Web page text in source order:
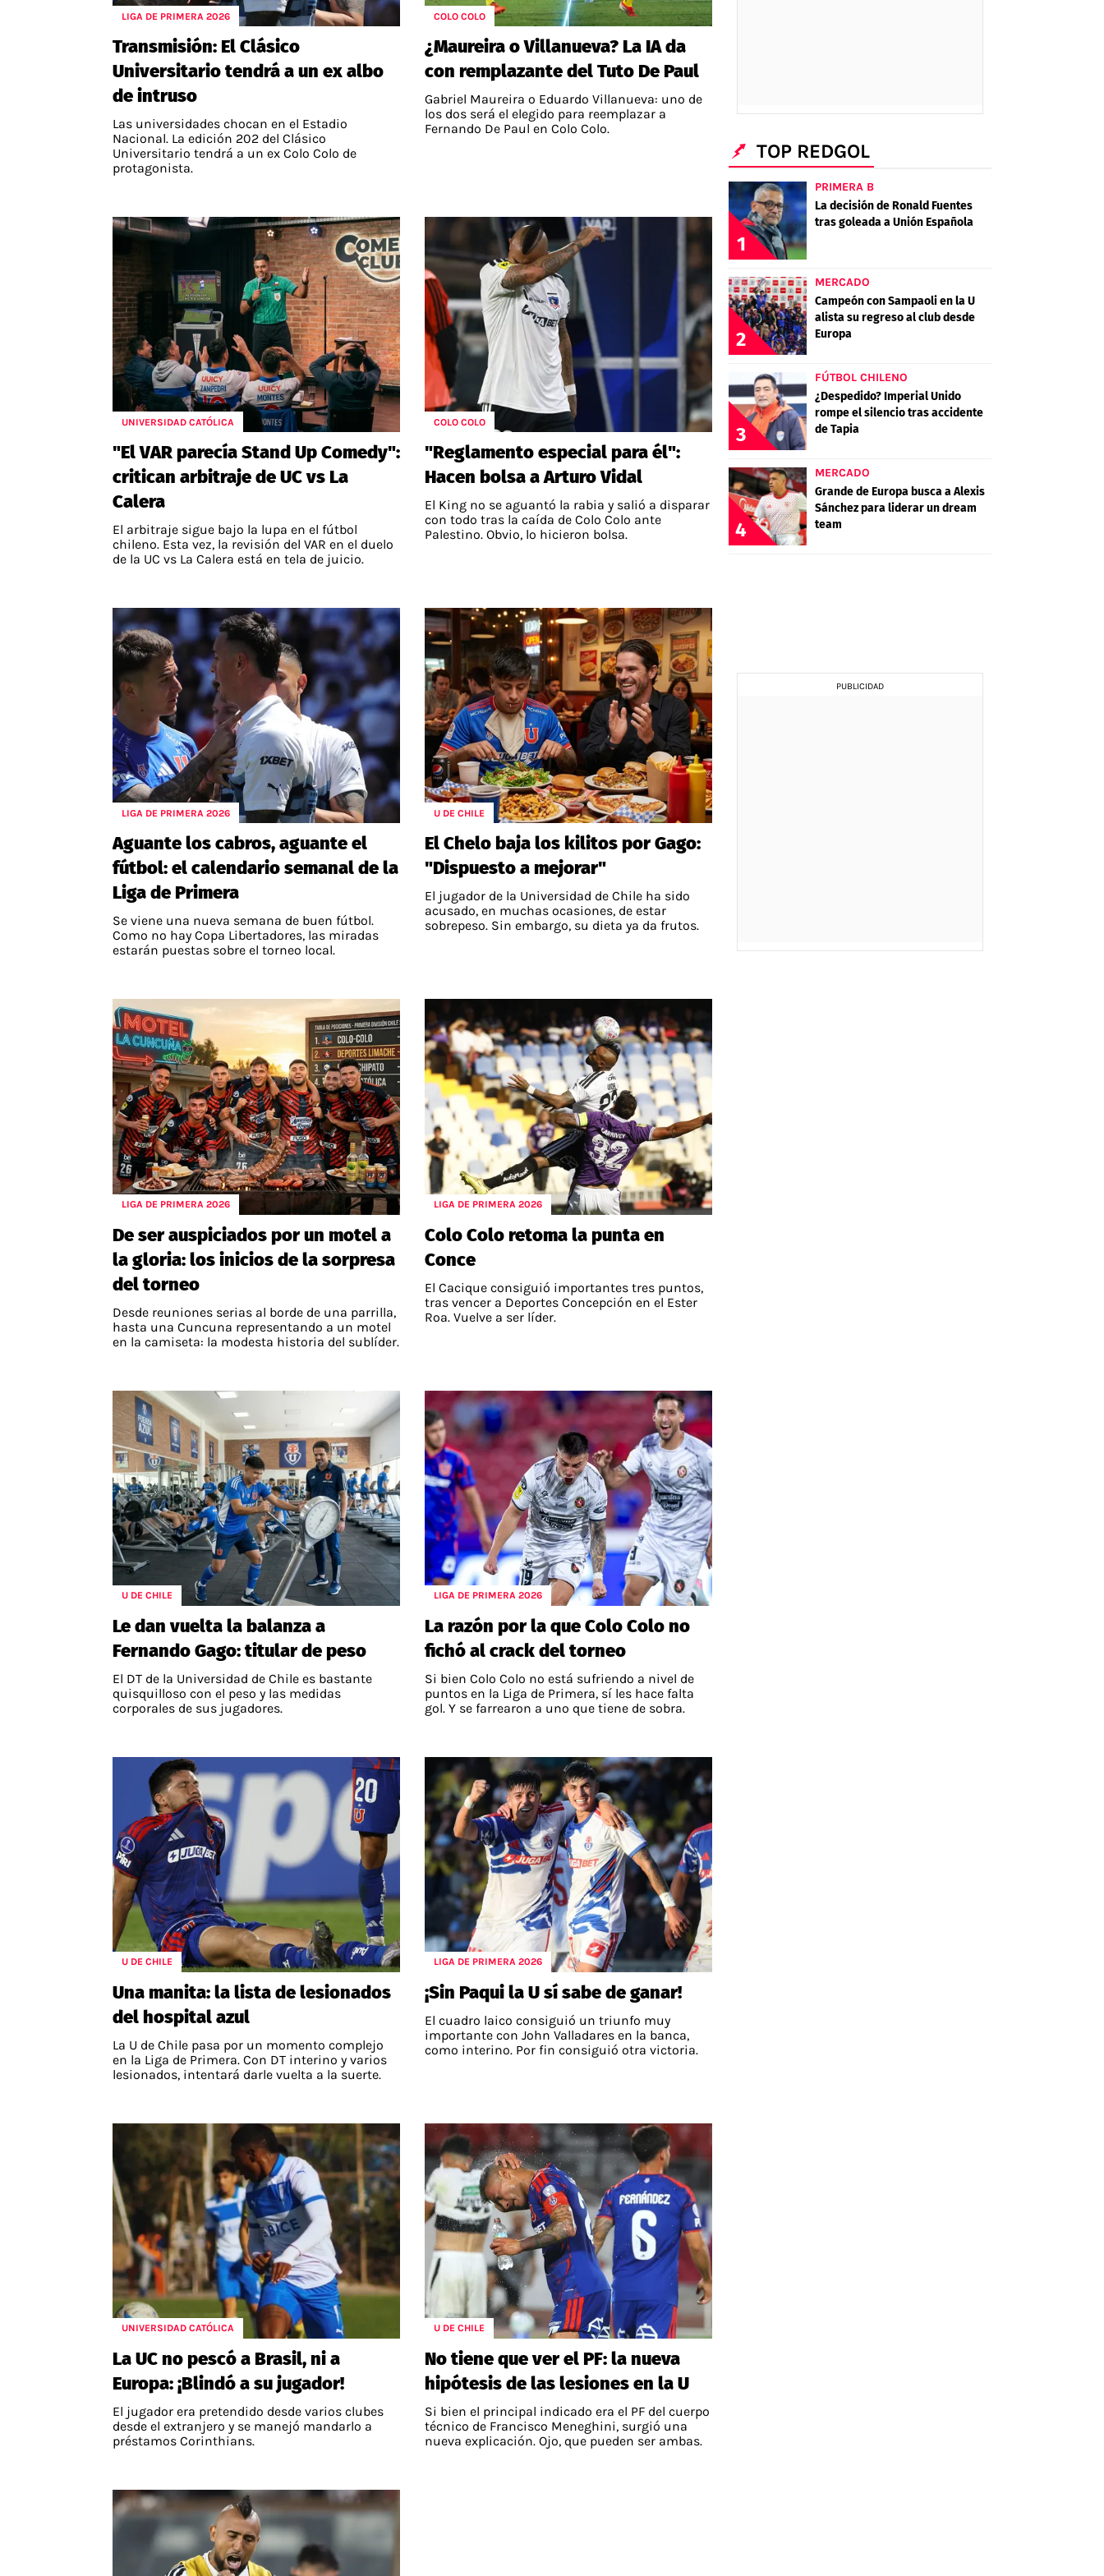
Pronósticos
Apuesta del día
LIGA DE PRIMERA 2026
Transmisión: El Clásico
Universitario tendrá a un ex albo
de intruso
Las universidades chocan en el Estadio
Nacional. La edición 202 del Clásico
Universitario tendrá a un ex Colo Colo de
protagonista.
COLO COLO
¿Maureira o Villanueva? La IA da
con remplazante del Tuto De Paul
Gabriel Maureira o Eduardo Villanueva: uno de
los dos será el elegido para reemplazar a
Fernando De Paul en Colo Colo.
UNIVERSIDAD CATÓLICA
"El VAR parecía Stand Up Comedy":
critican arbitraje de UC vs La
Calera
El arbitraje sigue bajo la lupa en el fútbol
chileno. Esta vez, la revisión del VAR en el duelo
de la UC vs La Calera está en tela de juicio.
COLO COLO
"Reglamento especial para él":
Hacen bolsa a Arturo Vidal
El King no se aguantó la rabia y salió a disparar
con todo tras la caída de Colo Colo ante
Palestino. Obvio, lo hicieron bolsa.
LIGA DE PRIMERA 2026
Aguante los cabros, aguante el
fútbol: el calendario semanal de la
Liga de Primera
Se viene una nueva semana de buen fútbol.
Como no hay Copa Libertadores, las miradas
estarán puestas sobre el torneo local.
U DE CHILE
El Chelo baja los kilitos por Gago:
"Dispuesto a mejorar"
El jugador de la Universidad de Chile ha sido
acusado, en muchas ocasiones, de estar
sobrepeso. Sin embargo, su dieta ya da frutos.
LIGA DE PRIMERA 2026
De ser auspiciados por un motel a
la gloria: los inicios de la sorpresa
del torneo
Desde reuniones serias al borde de una parrilla,
hasta una Cuncuna representando a un motel
en la camiseta: la modesta historia del sublíder.
LIGA DE PRIMERA 2026
Colo Colo retoma la punta en
Conce
El Cacique consiguió importantes tres puntos,
tras vencer a Deportes Concepción en el Ester
Roa. Vuelve a ser líder.
U DE CHILE
Le dan vuelta la balanza a
Fernando Gago: titular de peso
El DT de la Universidad de Chile es bastante
quisquilloso con el peso y las medidas
corporales de sus jugadores.
LIGA DE PRIMERA 2026
La razón por la que Colo Colo no
fichó al crack del torneo
Si bien Colo Colo no está sufriendo a nivel de
puntos en la Liga de Primera, sí les hace falta
gol. Y se farrearon a uno que tiene de sobra.
U DE CHILE
Una manita: la lista de lesionados
del hospital azul
La U de Chile pasa por un momento complejo
en la Liga de Primera. Con DT interino y varios
lesionados, intentará darle vuelta a la suerte.
LIGA DE PRIMERA 2026
¡Sin Paqui la U sí sabe de ganar!
El cuadro laico consiguió un triunfo muy
importante con John Valladares en la banca,
como interino. Por fin consiguió otra victoria.
UNIVERSIDAD CATÓLICA
La UC no pescó a Brasil, ni a
Europa: ¡Blindó a su jugador!
El jugador era pretendido desde varios clubes
desde el extranjero y se manejó mandarlo a
préstamos Corinthians.
U DE CHILE
No tiene que ver el PF: la nueva
hipótesis de las lesiones en la U
Si bien el principal indicado era el PF del cuerpo
técnico de Francisco Meneghini, surgió una
nueva explicación. Ojo, que pueden ser ambas.
TOP REDGOL
1
PRIMERA B
La decisión de Ronald Fuentes
tras goleada a Unión Española
2
MERCADO
Campeón con Sampaoli en la U
alista su regreso al club desde
Europa
3
FÚTBOL CHILENO
¿Despedido? Imperial Unido
rompe el silencio tras accidente
de Tapia
4
MERCADO
Grande de Europa busca a Alexis
Sánchez para liderar un dream
team